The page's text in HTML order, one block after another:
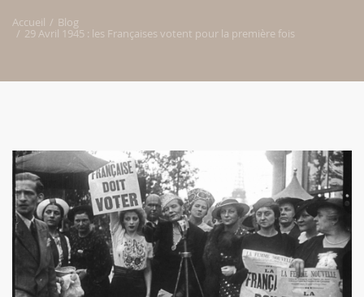
Accueil Blog
29 Avril 1945 : les Françaises votent pour la première fois